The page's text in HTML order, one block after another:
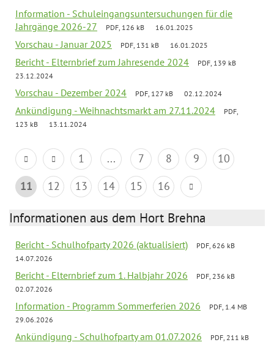
Information - Schuleingangsuntersuchungen für die
Jahrgänge 2026-27
PDF, 126 kB 16.01.2025
Vorschau - Januar 2025 PDF, 131 kB 16.01.2025
Bericht - Elternbrief zum Jahresende 2024
PDF, 139 kB
23.12.2024
Vorschau - Dezember 2024 PDF, 127 kB 02.12.2024
Ankündigung - Weihnachtsmarkt am 27.11.2024
PDF,
123 kB
13.11.2024
1 ... 7 8 9
10
11
12 13 14 15 16
Informationen aus dem Hort Brehna
Bericht - Schulhofparty 2026 (aktualisiert)
PDF, 626 kB
14.07.2026
Bericht - Elternbrief zum 1. Halbjahr 2026
PDF, 236 kB
02.07.2026
Information - Programm Sommerferien 2026
PDF, 1.4 MB
29.06.2026
Ankündigung - Schulhofparty am 01.07.2026
PDF, 211 kB